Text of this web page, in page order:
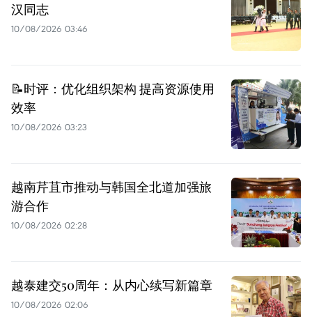
汉同志
10/08/2026 03:46
📝时评：优化组织架构 提高资源使用
效率
10/08/2026 03:23
越南芹苴市推动与韩国全北道加强旅
游合作
10/08/2026 02:28
越泰建交50周年：从内心续写新篇章
10/08/2026 02:06